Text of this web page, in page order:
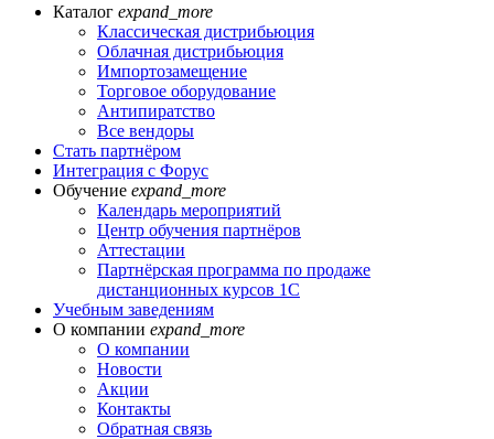
Каталог expand_more
Классическая дистрибьюция
Облачная дистрибьюция
Импортозамещение
Торговое оборудование
Антипиратство
Все вендоры
Стать партнёром
Интеграция с Форус
Обучение expand_more
Календарь мероприятий
Центр обучения партнёров
Аттестации
Партнёрская программа по продаже
дистанционных курсов 1С
Учебным заведениям
О компании expand_more
О компании
Новости
Акции
Контакты
Обратная связь